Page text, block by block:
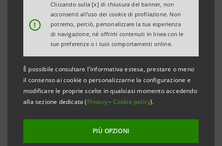
!
Cliccando sulla [x] di chiusura del banner, non
acconsenti all’uso dei cookie di profilazione. Non
potremo, perciò, personalizzare la tua esperienza
di navigazione, né offrirti contenuti in linea con le
tue preferenze o i tuoi comportamenti online.
È possibile consultare l'informativa estesa, prestare o meno
il consenso ai cookie o personalizzarne la configurazione e
modificare le proprie scelte in qualsiasi momento accedendo
alla sezione dedicata (Privacy- Cookie policy).
PIÙ OPZIONI
Qui si trovano tutti i prospetti relativi ai titoli emessi
da Intesa Sanpaolo dal 1° gennaio 2007, data di
decorrenza della fusione tra Banca Intesa e Sanpaolo
IMI. Per i titoli emessi anteriormente a tale data, si
può fare riferimento ai precedenti siti delle due
banche, cliccando sui link qui sotto riportati.